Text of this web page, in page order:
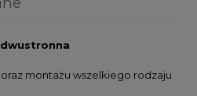
oraz montażu wszelkiego rodzaju